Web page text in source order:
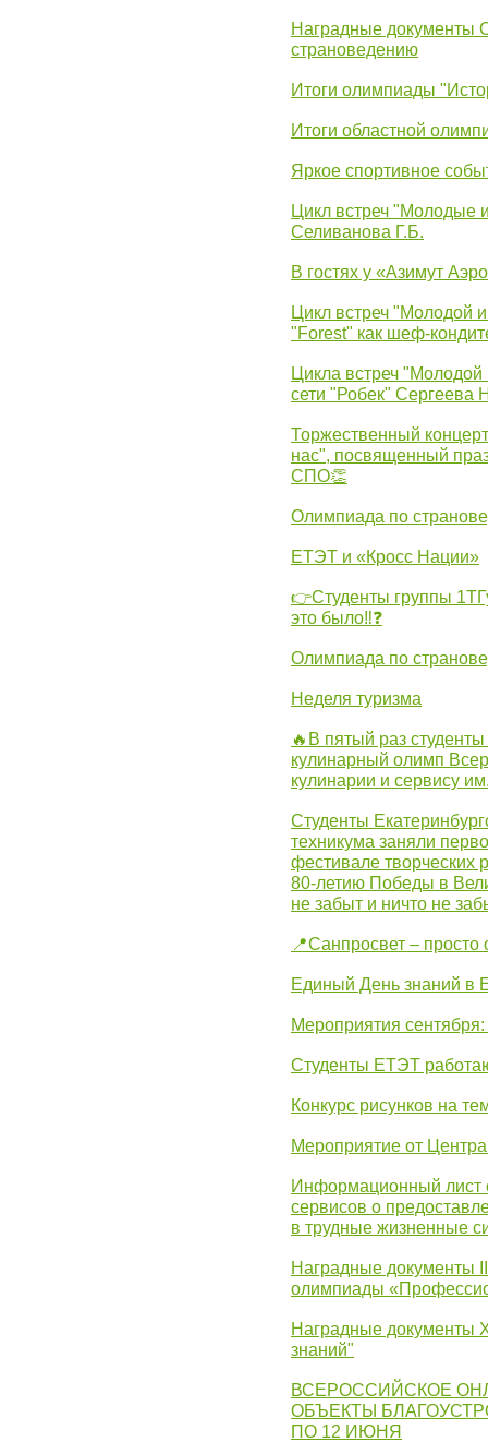
Наградные документы
страноведению
Итоги олимпиады
Итоги областной
Яркое спортивное
Цикл встреч "Молодые
Селиванова Г.Б.
В гостях у «Азимут
Цикл встреч "Молодой
"Forest" как шеф-
Цикла встреч
сети "Робек" Сергеева
Торжественный
нас", посвященный
СПО👏
Олимпиада по
ЕТЭТ и «Кросс Нации»
👉Студенты группы
это было‼❓
Олимпиада по
Неделя туризма
🔥В пятый раз
кулинарный олимп
кулинарии и сервису
Студенты
техникума заняли
фестивале
80-летию Победы в
не забыт и ничто не
📍Санпросвет –
Единый День знаний в
Мероприятия
Студенты ЕТЭТ
Конкурс рисунков на
Мероприятие от
Информационный лист
сервисов о
в трудные жизненные
Наградные документы
олимпиады
Наградные документы
знаний"
ВСЕРОССИЙСКОЕ
ОБЪЕКТЫ
ПО 12 ИЮНЯ